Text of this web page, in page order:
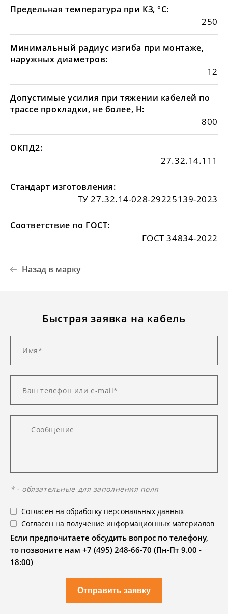
Предельная температура при КЗ, °С:
250
Минимальный радиус изгиба при монтаже,
наружных диаметров:
12
Допустимые усилия при тяжении кабелей по
трассе прокладки, не более, Н:
800
ОКПД2:
27.32.14.111
Стандарт изготовления:
ТУ 27.32.14-028-29225139-2023
Соответствие по ГОСТ:
ГОСТ 34834-2022
Назад в марку
Быстрая заявка на кабель
* - обязательные для заполнения поля
Согласен на обработку персональных данных
Согласен на получение информационных материалов
Если предпочитаете обсудить вопрос по телефону,
то позвоните нам +7 (495) 248-66-70 (Пн-Пт 9.00 -
18:00)
Отправить заявку